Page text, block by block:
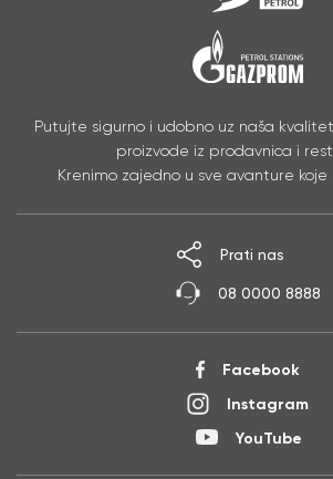
Putujte sigurno i udobno uz naša
proizvode iz prodavnica i
Krenimo zajedno u sve avanture koje
Facebook
Instagram
YouTube
Prati nas
08 0000 8888